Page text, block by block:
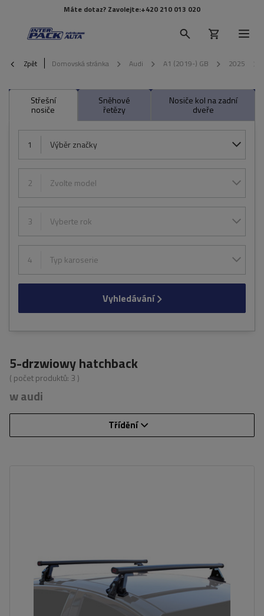
Máte dotaz? Zavolejte:+420 210 013 020
Zpět Domovská stránka Audi A1 (2019-) GB 2025
Střešní
nosiče
Sněhové
řetězy
Nosiče kol na zadní
dveře
1 Výběr značky
2 Zvolte model
3 Vyberte rok
4 Typ karoserie
Vyhledávání
5-drzwiowy hatchback
( počet produktů: 3 )
w audi
Třídění